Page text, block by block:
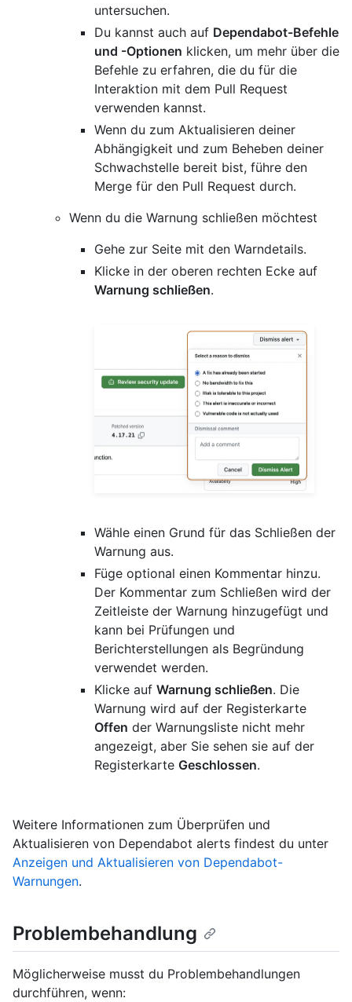
untersuchen.
Du kannst auch auf Dependabot-Befehle
und -Optionen klicken, um mehr über die
Befehle zu erfahren, die du für die
Interaktion mit dem Pull Request
verwenden kannst.
Wenn du zum Aktualisieren deiner
Abhängigkeit und zum Beheben deiner
Schwachstelle bereit bist, führe den
Merge für den Pull Request durch.
Wenn du die Warnung schließen möchtest
Gehe zur Seite mit den Warndetails.
Klicke in der oberen rechten Ecke auf
Warnung schließen.
Wähle einen Grund für das Schließen der
Warnung aus.
Füge optional einen Kommentar hinzu.
Der Kommentar zum Schließen wird der
Zeitleiste der Warnung hinzugefügt und
kann bei Prüfungen und
Berichterstellungen als Begründung
verwendet werden.
Klicke auf Warnung schließen. Die
Warnung wird auf der Registerkarte
Offen der Warnungsliste nicht mehr
angezeigt, aber Sie sehen sie auf der
Registerkarte Geschlossen.
Weitere Informationen zum Überprüfen und
Aktualisieren von Dependabot alerts findest du unter
Anzeigen und Aktualisieren von Dependabot-
Warnungen.
Problembehandlung
Möglicherweise musst du Problembehandlungen
durchführen, wenn: